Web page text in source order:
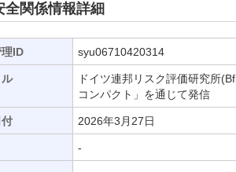
全関係情報詳細
ID syu06710420314
ドイツ連邦リスク評価研究所
コンパクト」を通じて発信
2026年3月27日
-